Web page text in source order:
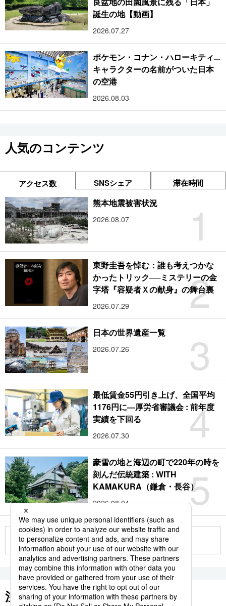
誕生の地【動画】
2026.07.27
ポケモン・コナン・ハローキティ...
キャラクターの名前がついた日本
の空港
2026.08.03
人気のコンテンツ
アクセス数 SNSシェア 滞在時間
1
熊本地震被害状況
2026.08.07
2
東野圭吾を悼む：誰も考えつかな
かったトリック──ミステリーの金
字塔『容疑者Ｘの献身』の舞台裏
2026.07.29
3
日本の世界遺産一覧
2026.07.26
4
最低賃金55円引き上げ、全国平均
1176円に―厚労省審議会 : 前年度
実績を下回る
2026.07.30
5
豪雪の地と海辺の町で220年の時を
刻んだ伝統建築 : WITH
KAMAKURA（鎌倉・長谷）
2026.08.04
もっと見る
注目のキーワード